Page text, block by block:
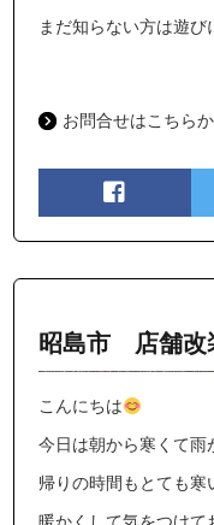
まだ知らない方は遊び
お問合せはこちら
昭島市 店舗改
こんにちは
今日は朝から寒くて雨
帰りの時間もとても寒